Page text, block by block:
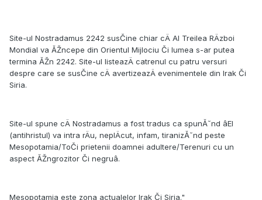
Site-ul Nostradamus 2242 susČine chiar cÄ Al Treilea RÄzboi
Mondial va ĂŽncepe din Orientul Mijlociu Či lumea s-ar putea
termina ĂŽn 2242. Site-ul listeazÄ catrenul cu patru versuri
despre care se susČine cÄ avertizeazÄ evenimentele din Irak Či
Siria.
Site-ul spune cÄ Nostradamus a fost tradus ca spunĂ˘nd âEl
(antihristul) va intra rÄu, neplÄcut, infam, tiranizĂ˘nd peste
Mesopotamia/ToČi prietenii doamnei adultere/Terenuri cu un
aspect ĂŽngrozitor Či negruâ.
Mesopotamia este zona actualelor Irak Či Siria."